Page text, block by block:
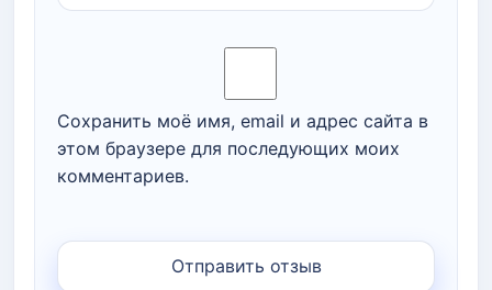
Сохранить моё имя, email и адрес сайта в
этом браузере для последующих моих
комментариев.